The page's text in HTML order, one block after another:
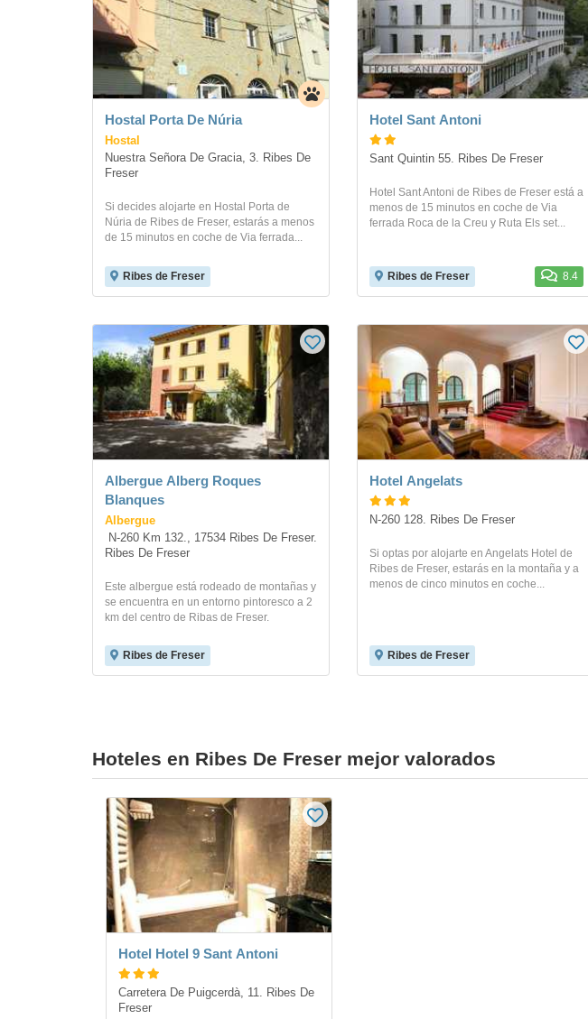
Hostal Porta De Núria
Hostal
Nuestra Señora De Gracia, 3. Ribes De
Freser
Si decides alojarte en Hostal Porta de
Núria de Ribes de Freser, estarás a menos
de 15 minutos en coche de Via ferrada...
Ribes de Freser
Hotel Sant Antoni
Sant Quintin 55. Ribes De Freser
Hotel Sant Antoni de Ribes de Freser está a
menos de 15 minutos en coche de Via
ferrada Roca de la Creu y Ruta Els set...
Ribes de Freser 8.4
Albergue Alberg Roques
Blanques
Albergue
Ribes De Freser
Este albergue está rodeado de montañas y
se encuentra en un entorno pintoresco a 2
km del centro de Ribas de Freser.
Ribes de Freser
Hotel Angelats
N-260 128. Ribes De Freser
Si optas por alojarte en Angelats Hotel de
Ribes de Freser, estarás en la montaña y a
menos de cinco minutos en coche...
Ribes de Freser
Hoteles en Ribes De Freser mejor valorados
Hotel Hotel 9 Sant Antoni
Carretera De Puigcerdà, 11. Ribes De
Freser